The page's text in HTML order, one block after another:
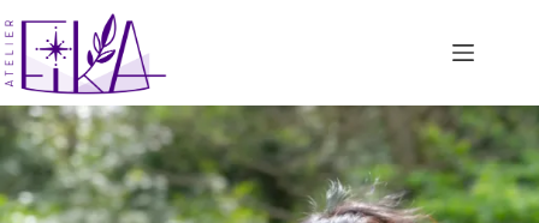
ン
テ
ン
ツ
へ
ス
ッ